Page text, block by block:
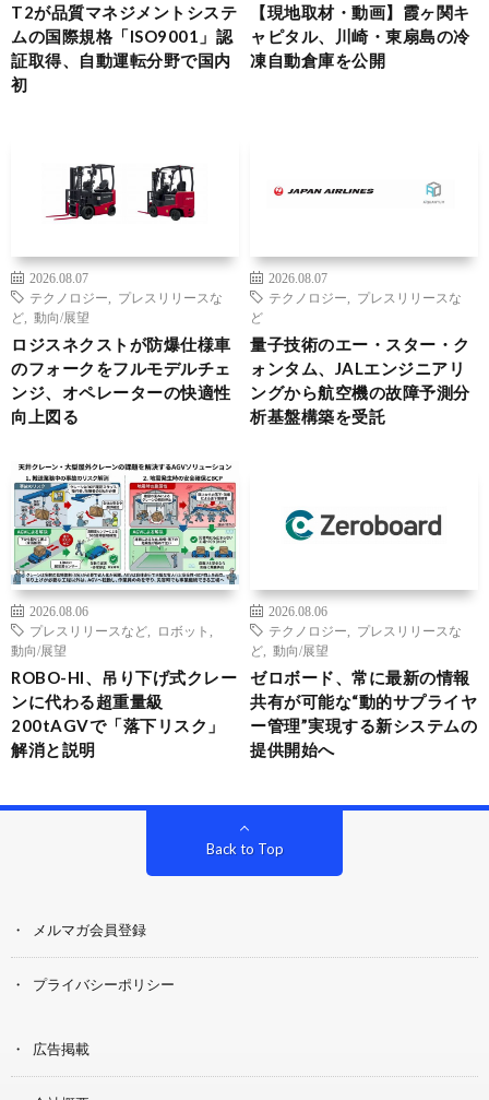
T2が品質マネジメントシステ
ムの国際規格「ISO9001」認
証取得、自動運転分野で国内
初
【現地取材・動画】霞ヶ関キ
ャピタル、川崎・東扇島の冷
凍自動倉庫を公開
2026.08.07
テクノロジー
プレスリリースな
ど
動向/展望
ロジスネクストが防爆仕様車
のフォークをフルモデルチェ
ンジ、オペレーターの快適性
向上図る
2026.08.07
テクノロジー
プレスリリースな
ど
量子技術のエー・スター・ク
ォンタム、JALエンジニアリ
ングから航空機の故障予測分
析基盤構築を受託
2026.08.06
プレスリリースなど
ロボット
動向/展望
ROBO-HI、吊り下げ式クレー
ンに代わる超重量級
200tAGVで「落下リスク」
解消と説明
2026.08.06
テクノロジー
プレスリリースな
ど
動向/展望
ゼロボード、常に最新の情報
共有が可能な“動的サプライヤ
ー管理”実現する新システムの
提供開始へ
Back to Top
メルマガ会員登録
プライバシーポリシー
広告掲載